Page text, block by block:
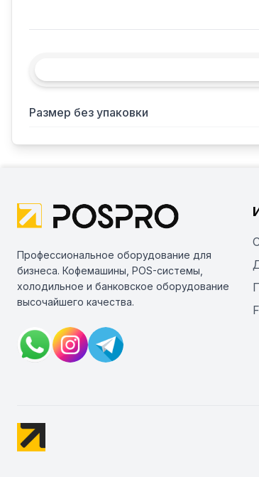
Размер без упаковки
Профессиональное оборудование для
бизнеса. Кофемашины, POS-системы,
холодильное и банковское оборудование
высочайшего качества.